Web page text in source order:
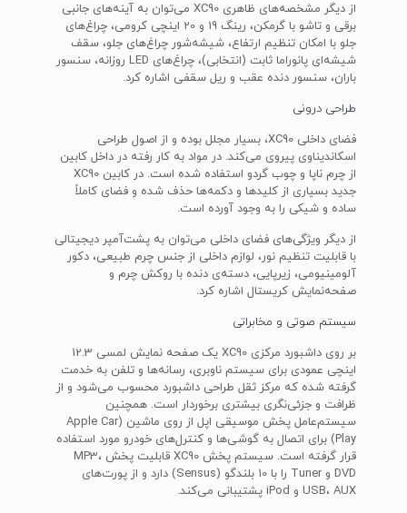
از دیگر مشخصه‌های ظاهری XC90 می‌توان به آینه‌های جانبی
برقی و تاشو با گرمکن، رینگ 19 و 20 اینچی کرومی، چراغ‌های
جلو با امکان تنظیم ارتفاع، شیشه‌شور چراغ‌های جلو، سقف
شیشه‌ای پانوراما ثابت (انتخابی)، چراغ‌های LED روزانه، سنسور
باران، سنسور دنده عقب و ریل سقفی اشاره کرد.
طراحی درونی
فضای داخلی XC90، بسیار مجلل بوده و از اصول طراحی
اسکاندیناوی پیروی می‌کند. در مواد به کار رفته در داخل کابین
از چرم ناپا و چوب گردو استفاده شده است. در کابین XC90
جدید بسیاری از کلیدها و دکمه‌ها حذف شده و فضای کاملاً
ساده و شیکی را به وجود آورده است.
از دیگر ویژگی‌های فضای داخلی می‌توان به پشت‌آمپر دیجیتالی
با قابلیت تنظیم نور، لوازم داخلی از جنس چرم طبیعی، دکور
آلومینیومی، زیرپایی، دسته‌ی دنده با روکش چرم و
صفحه‌نمایش کریستال اشاره کرد.
سیستم صوتی و مخابراتی
بر روی داشبورد مرکزی XC90 یک صفحه نمایش لمسی 12.3
اینچی عمودی برای سیستم ناوبری، رسانه‌ها و تلفن به خدمت
گرفته شده که مرکز ثقل طراحی داشبورد محسوب می‌شود و از
ظرافت و جزئی‌نگری بیشتری برخوردار است. همچنین
سیستم‌عامل پخش موسیقی اپل از روی ماشین (Apple Car
Play) برای اتصال به گوشی‌ها و کنترل‌های خودرو مورد استفاده
قرار گرفته است. سیستم پخش XC90 قابلیت پخش MP3،
DVD و Tuner را با 10 بلندگو (Sensus) دارد و از پورت‌های
USB، AUX و iPod پشتیبانی می‌کند.